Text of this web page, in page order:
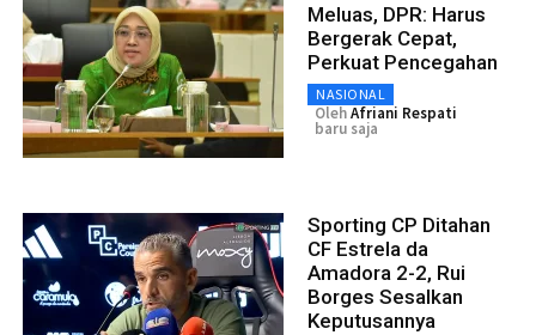
Meluas, DPR: Harus
Bergerak Cepat,
Perkuat Pencegahan
NASIONAL
OlehAfriani Respati
baru saja
Sporting CP Ditahan
CF Estrela da
Amadora 2-2, Rui
Borges Sesalkan
Keputusannya